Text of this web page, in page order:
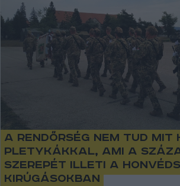
A rendőrség nem tud mit
pletykákkal, ami a
szerepét illeti a
kirúgásokban